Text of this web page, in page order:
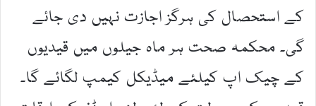
کے استحصال کی ہرگز اجازت نہیں دی جائے
گی۔ محکمہ صحت ہر ماہ جیلوں میں قیدیوں
کے چیک اپ کیلئے میڈیکل کیمپ لگائے گا۔